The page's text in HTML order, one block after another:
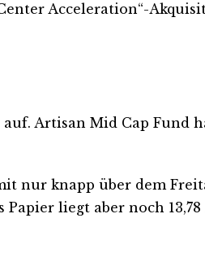
Acceleration“-
Artisan Mid Cap Fund
knapp über dem
Papier liegt aber noch